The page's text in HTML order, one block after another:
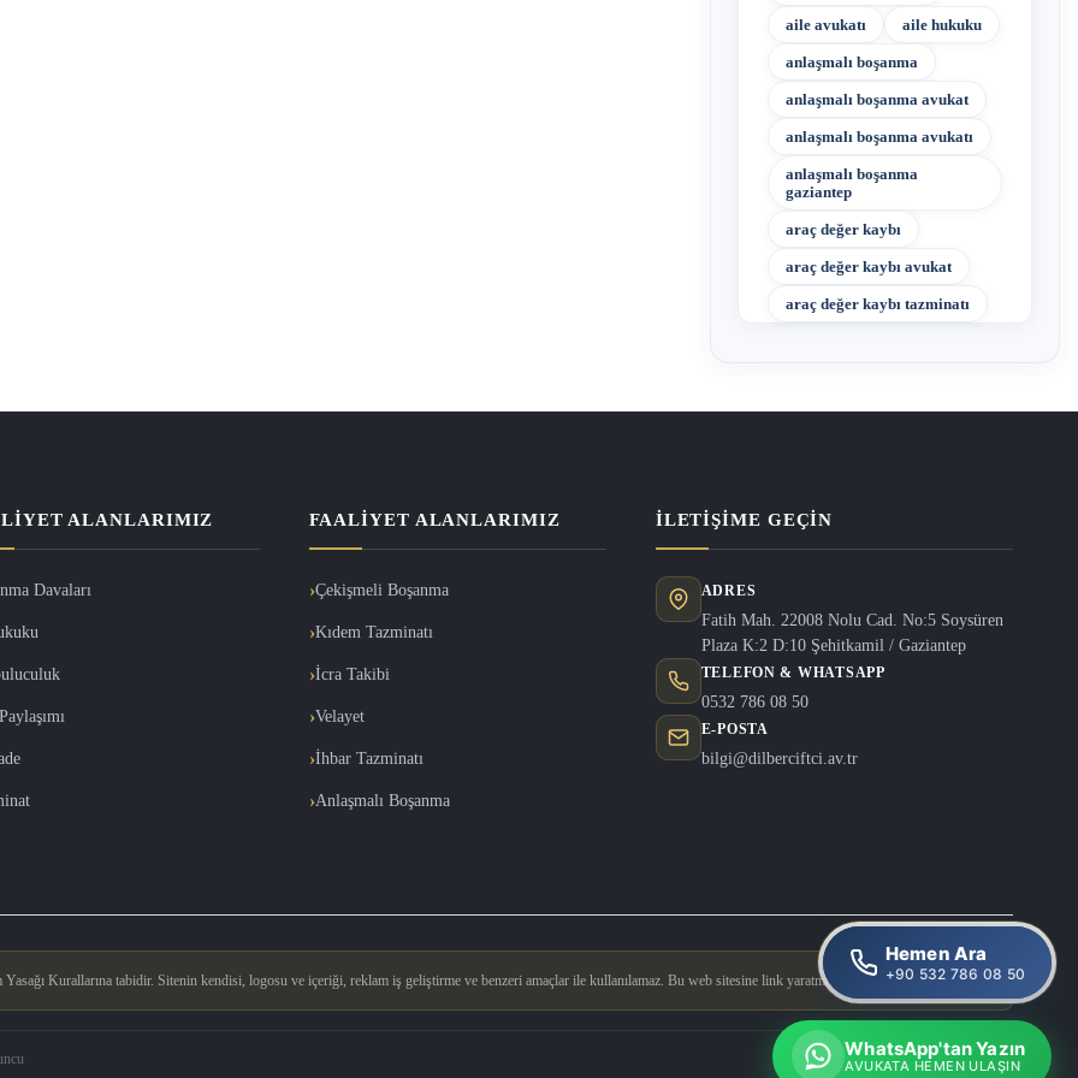
aile avukatı aile hukuku
anlaşmalı boşanma
anlaşmalı boşanma avukat
anlaşmalı boşanma avukatı
anlaşmalı boşanma
gaziantep
araç değer kaybı
araç değer kaybı avukat
araç değer kaybı tazminatı
ALANLARIMIZ
Davaları
FAALIYET ALANLARIMIZ
Çekişmeli Boşanma
Kıdem Tazminatı
İcra Takibi
Velayet
İhbar Tazminatı
Anlaşmalı Boşanma
İLETIŞIME GEÇIN
ADRES
Fatih Mah. 22008 Nolu Cad. No:5 Soysüren
Plaza K:2 D:10 Şehitkamil / Gaziantep
TELEFON & WHATSAPP
0532 786 08 50
E-POSTA
bilgi@dilberciftci.av.tr
Kurallarına tabidir. Sitenin kendisi, logosu ve içeriği, reklam iş geliştirme ve benzeri amaçlar ile kullanılamaz. Bu web sitesine link yaratmak yasaktır.
Tasarım & GeliştirmeDoğucan Güler
WhatsApp'tan Yazın
AVUKATA HEMEN ULAŞIN
Hemen Ara
+90 532 786 08 50